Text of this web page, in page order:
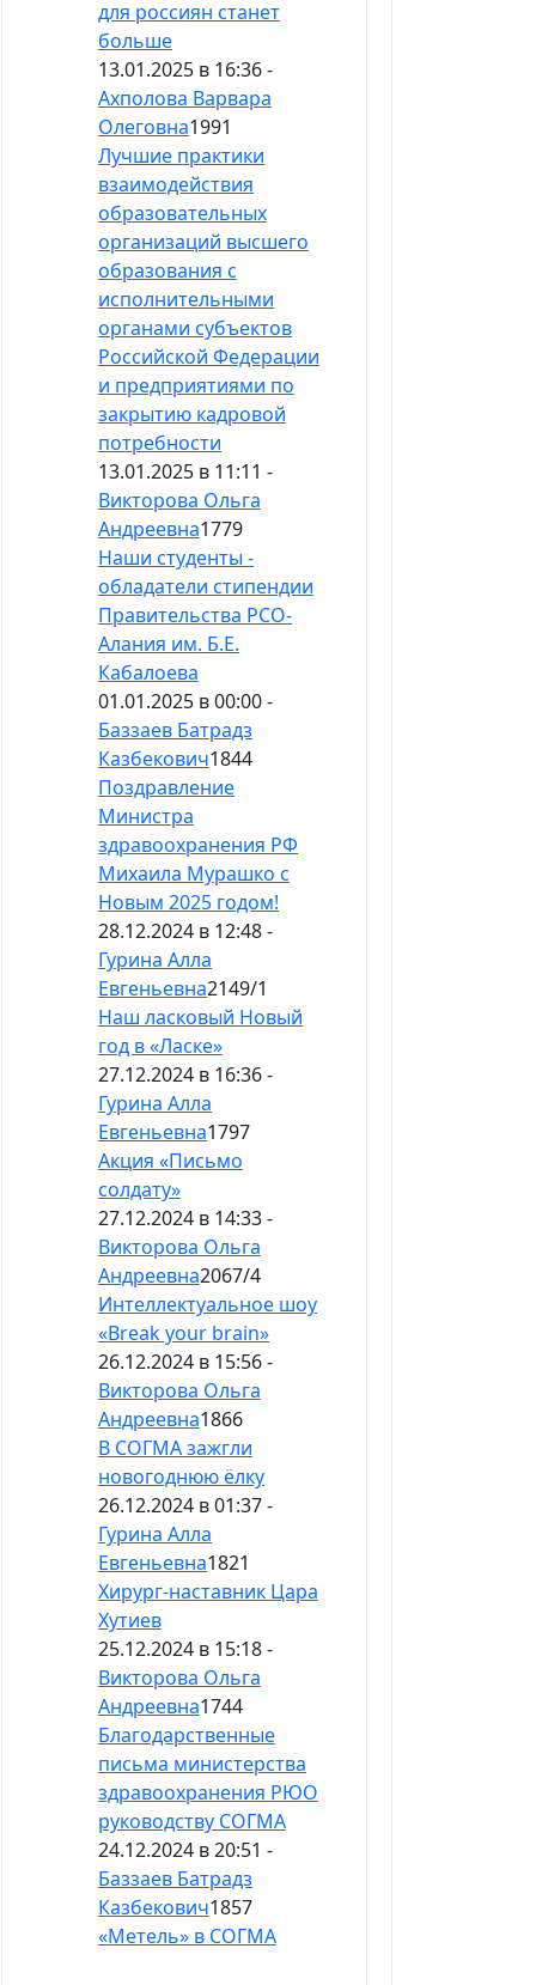
для россиян станет
больше
13.01.2025 в 16:36 -
Ахполова Варвара
Олеговна1991
Лучшие практики
взаимодействия
образовательных
организаций высшего
образования с
исполнительными
органами субъектов
Российской Федерации
и предприятиями по
закрытию кадровой
потребности
13.01.2025 в 11:11 -
Викторова Ольга
Андреевна1779
Наши студенты -
обладатели стипендии
Правительства РСО-
Алания им. Б.Е.
Кабалоева
01.01.2025 в 00:00 -
Баззаев Батрадз
Казбекович1844
Поздравление
Министра
здравоохранения РФ
Михаила Мурашко с
Новым 2025 годом!
28.12.2024 в 12:48 -
Гурина Алла
Евгеньевна2149/1
Наш ласковый Новый
год в «Ласке»
27.12.2024 в 16:36 -
Гурина Алла
Евгеньевна1797
Акция «Письмо
солдату»
27.12.2024 в 14:33 -
Викторова Ольга
Андреевна2067/4
Интеллектуальное шоу
«Break your brain»
26.12.2024 в 15:56 -
Викторова Ольга
Андреевна1866
В СОГМА зажгли
новогоднюю ёлку
26.12.2024 в 01:37 -
Гурина Алла
Евгеньевна1821
Хирург-наставник Цара
Хутиев
25.12.2024 в 15:18 -
Викторова Ольга
Андреевна1744
Благодарственные
письма министерства
здравоохранения РЮО
руководству СОГМА
24.12.2024 в 20:51 -
Баззаев Батрадз
Казбекович1857
«Метель» в СОГМА